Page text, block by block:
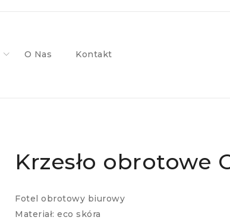
O Nas Kontakt
Krzesło obrotowe
Fotel obrotowy biurowy
Materiał: eco skóra